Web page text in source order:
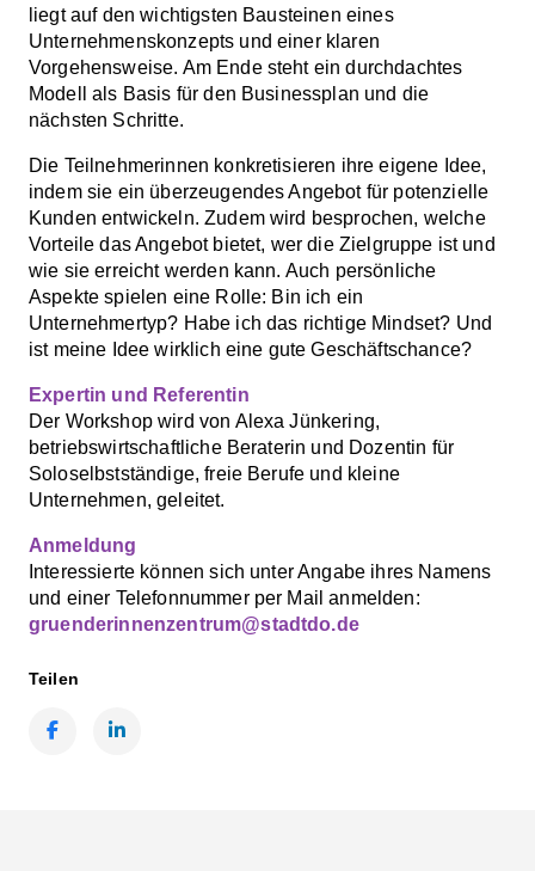
liegt auf den wichtigsten Bausteinen eines
Unternehmenskonzepts und einer klaren
Vorgehensweise. Am Ende steht ein durchdachtes
Modell als Basis für den Businessplan und die
nächsten Schritte.
Die Teilnehmerinnen konkretisieren ihre eigene Idee,
indem sie ein überzeugendes Angebot für potenzielle
Kunden entwickeln. Zudem wird besprochen, welche
Vorteile das Angebot bietet, wer die Zielgruppe ist und
wie sie erreicht werden kann. Auch persönliche
Aspekte spielen eine Rolle: Bin ich ein
Unternehmertyp? Habe ich das richtige Mindset? Und
ist meine Idee wirklich eine gute Geschäftschance?
Expertin und Referentin
Der Workshop wird von Alexa Jünkering,
betriebswirtschaftliche Beraterin und Dozentin für
Soloselbstständige, freie Berufe und kleine
Unternehmen, geleitet.
Anmeldung
Interessierte können sich unter Angabe ihres Namens
und einer Telefonnummer per Mail anmelden:
gruenderinnenzentrum@stadtdo.de
Teilen